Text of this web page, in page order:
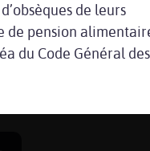
de leurs
de pension
du Code Général des